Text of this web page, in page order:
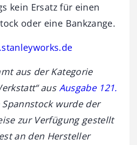
kein Ersatz für einen
oder eine Bankzange.
aus der Kategorie
aus Ausgabe 121.
wurde der
zur Verfügung gestellt
an den Hersteller